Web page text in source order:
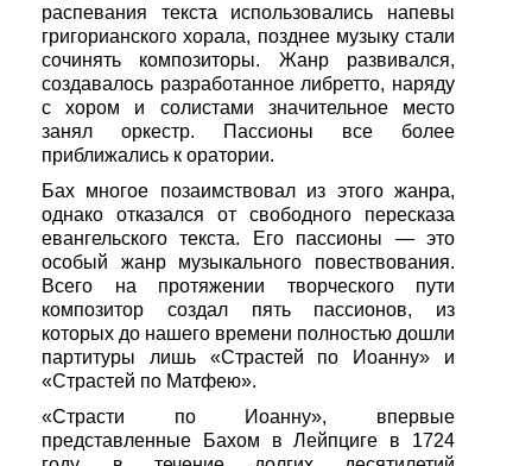
распевания текста использовались напевы
григорианского хорала, позднее музыку стали
сочинять композиторы. Жанр развивался,
создавалось разработанное либретто, наряду
с хором и солистами значительное место
занял оркестр. Пассионы все более
приближались к оратории.
Бах многое позаимствовал из этого жанра,
однако отказался от свободного пересказа
евангельского текста. Его пассионы — это
особый жанр музыкального повествования.
Всего на протяжении творческого пути
композитор создал пять пассионов, из
которых до нашего времени полностью дошли
партитуры лишь «Страстей по Иоанну» и
«Страстей по Матфею».
«Страсти по Иоанну», впервые
представленные Бахом в Лейпциге в 1724